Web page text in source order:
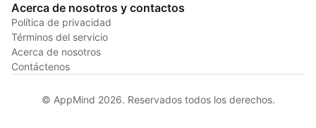
Acerca de nosotros y contactos
Política de privacidad
Términos del servicio
Acerca de nosotros
Contáctenos
© AppMind 2026. Reservados todos los derechos.